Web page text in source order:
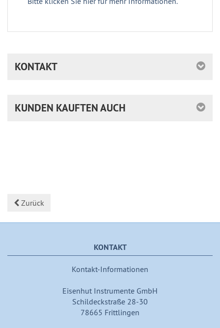
KONTAKT
KUNDEN KAUFTEN AUCH
Zurück
KONTAKT
Kontakt-Informationen
Eisenhut Instrumente GmbH
Schildeckstraße 28-30
78665 Frittlingen